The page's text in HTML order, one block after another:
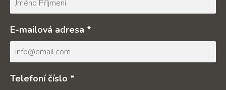
E-mailová adresa *
Telefoní číslo *